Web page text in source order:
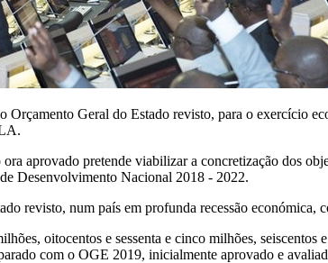
Orçamento Geral do Estado revisto, para o exercício
aprovado pretende viabilizar a concretização dos
Desenvolvimento Nacional 2018 - 2022.
revisto, num país em profunda recessão
oitocentos e sessenta e cinco milhões,
com o OGE 2019, inicialmente aprovado e